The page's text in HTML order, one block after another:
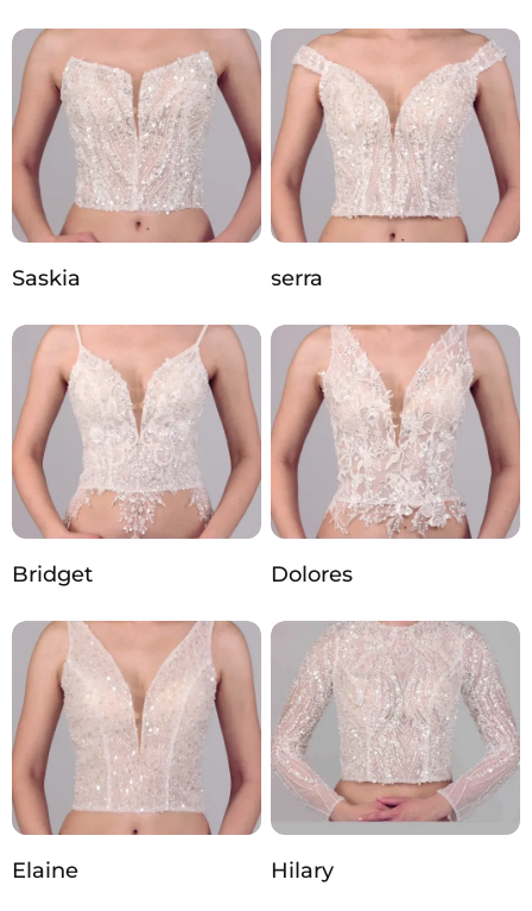
Saskia serra
Bridget Dolores
Elaine Hilary